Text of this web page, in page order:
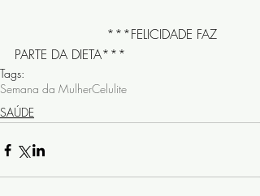
⠀⠀⠀⠀⠀⠀⠀⠀⠀ ***FELICIDADE FAZ
PARTE DA DIETA***
Tags:
Semana da MulherCelulite
SAÚDE